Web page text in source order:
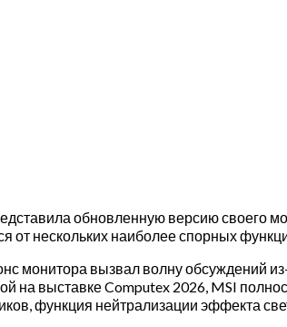
обновленную версию своего
от нескольких наиболее спорных
монитора вызвал волну обсуждений
на выставке Computex 2026, MSI
функция нейтрализации эффекта